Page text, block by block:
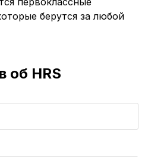
берутся за любой
об HRS